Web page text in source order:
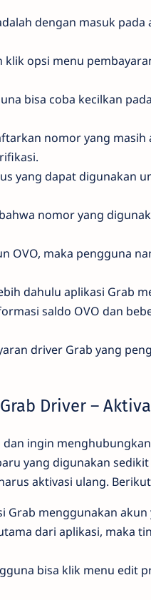
dengan masuk pada
klik opsi menu
bisa coba kecilkan
nomor yang masih
yang dapat digunakan
nomor yang
OVO, maka pengguna
dahulu aplikasi Grab
saldo OVO dan
driver Grab yang
Driver –
ingin
yang digunakan
aktivasi ulang.
Grab menggunakan
dari aplikasi, maka
bisa klik menu edit